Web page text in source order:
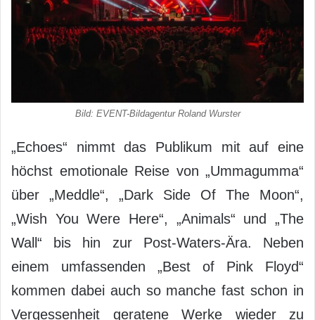
Bild: EVENT-Bildagentur Roland Wurster
„Echoes“ nimmt das Publikum mit auf eine
höchst emotionale Reise von „Ummagumma“
über „Meddle“, „Dark Side Of The Moon“,
„Wish You Were Here“, „Animals“ und „The
Wall“ bis hin zur Post-Waters-Ära. Neben
einem umfassenden „Best of Pink Floyd“
kommen dabei auch so manche fast schon in
Vergessenheit geratene Werke wieder zu